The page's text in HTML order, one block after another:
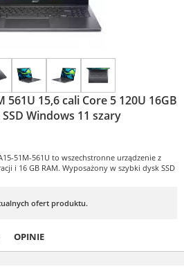
561U 15,6 cali Core 5 120U 16GB
SSD Windows 11 szary
51M-561U to wszechstronne urządzenie z
i 16 GB RAM. Wyposażony w szybki dysk SSD
ofert produktu.
OPINIE